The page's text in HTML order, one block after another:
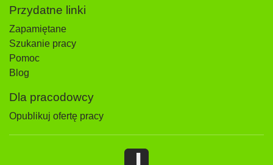
Przydatne linki
Zapamiętane
Szukanie pracy
Pomoc
Blog
Dla pracodowcy
Opublikuj ofertę pracy